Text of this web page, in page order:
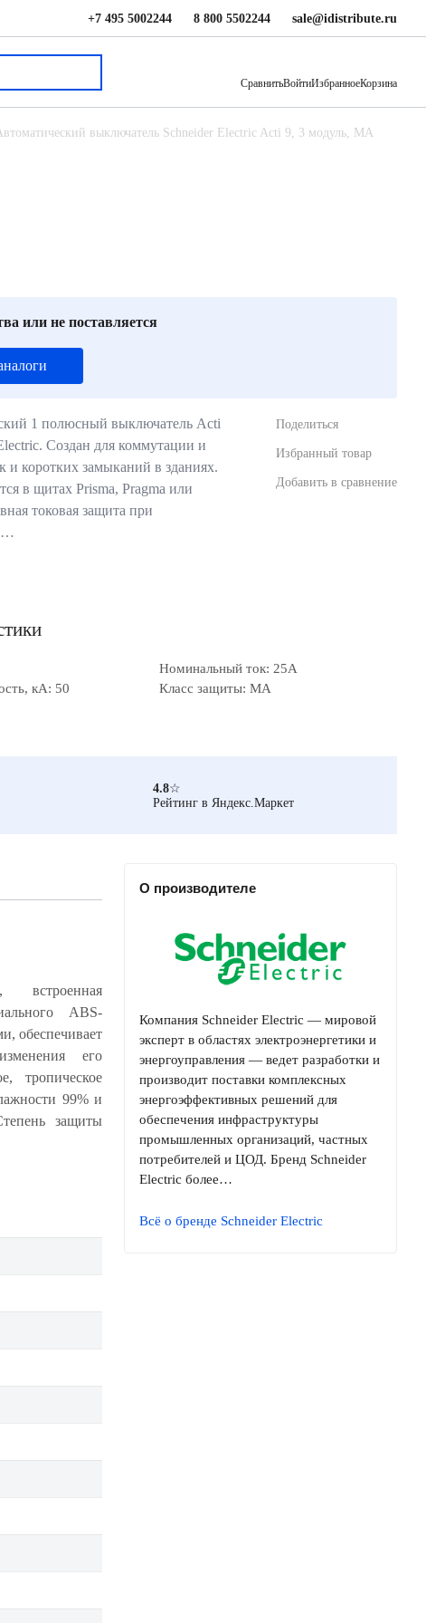
+7 495 5002244 8 800 5502244 sale@idistribute.ru
СравнитьВойтиИзбранноеКорзина
выключатель Schneider Electric Acti 9, 3 модуль, MA
или не поставляется
1 полюсный выключатель Acti
Создан для коммутации и
и коротких замыканий в зданиях.
в щитах Prisma, Pragma или
токовая защита при
Поделиться
Избранный товар
Добавить в сравнение
Номинальный ток: 25А
кА: 50
Класс защиты: MA
4.8☆
Рейтинг в Яндекс.Маркет
встроенная
О производителе
Компания Schneider Electric — мировой
эксперт в областях электроэнергетики и
энергоуправления — ведет разработки и
производит поставки комплексных
энергоэффективных решений для
обеспечения инфраструктуры
промышленных организаций, частных
потребителей и ЦОД. Бренд Schneider
Electric более…
Всё о бренде Schneider Electric